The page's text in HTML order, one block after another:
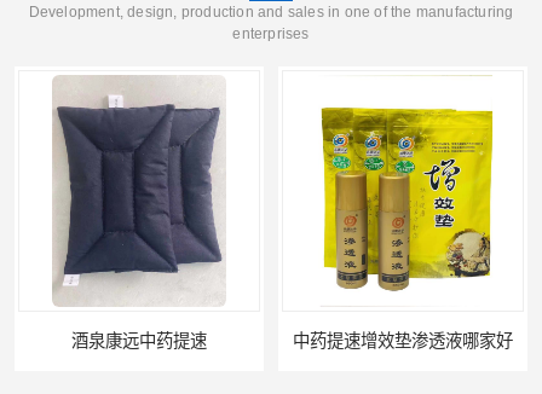
Development, design, production and sales in one of the manufacturing
enterprises
中药提速增效垫渗透液哪家好